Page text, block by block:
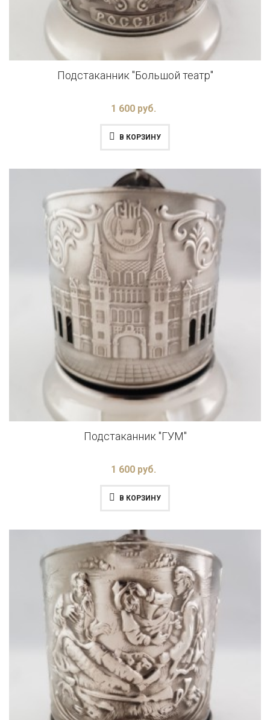
Подстаканник "Большой театр"
1 600 руб.
В КОРЗИНУ
Подстаканник "ГУМ"
1 600 руб.
В КОРЗИНУ